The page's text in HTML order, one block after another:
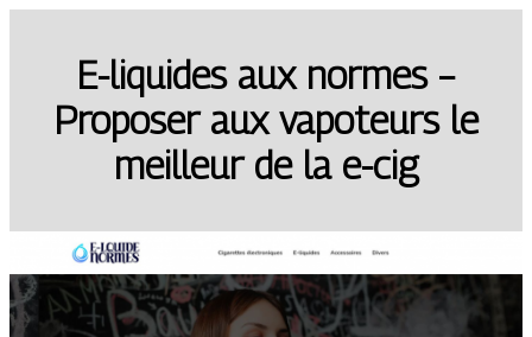
E-liquides aux normes –
Proposer aux vapoteurs le
meilleur de la e-cig